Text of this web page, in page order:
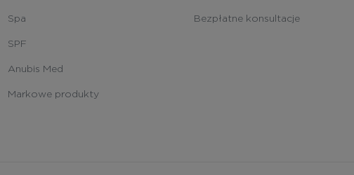
Spa
SPF
Anubis Med
Markowe produkty
Bezpłatne konsultacje